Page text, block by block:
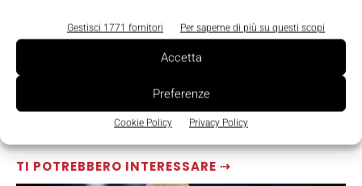
Gestisci 1771 fornitori Per saperne di più su questi scopi
Accetta
Preferenze
Cookie Policy Privacy Policy
TI POTREBBERO INTERESSARE ⇢